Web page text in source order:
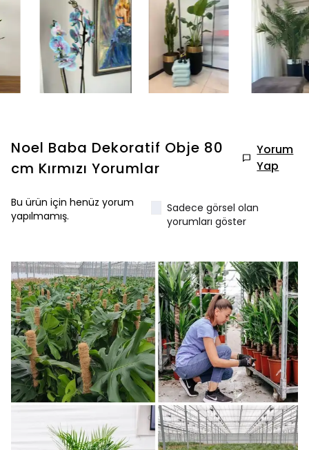
Noel Baba Dekoratif Obje 80
cm Kırmızı Yorumlar
Yorum
Yap
Bu ürün için henüz yorum
yapılmamış.
Sadece görsel olan
yorumları göster